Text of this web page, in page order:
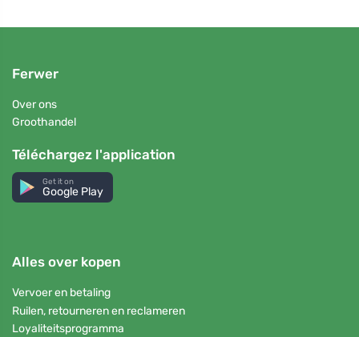
Ferwer
Over ons
Groothandel
Téléchargez l'application
Get it on
Google Play
Alles over kopen
Vervoer en betaling
Ruilen, retourneren en reclameren
Loyaliteitsprogramma